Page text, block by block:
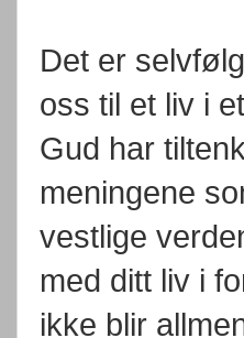
Det er
oss til et liv i
Gud har
meningene
vestlige
med ditt liv i
ikke blir